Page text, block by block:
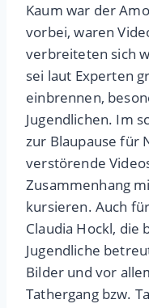
Kaum war der
vorbei, waren
verbreiteten sich
sei laut Experten
einbrennen,
Jugendlichen. Im
zur Blaupause für
verstörende
Zusammenhang
kursieren. Auch
Claudia Hockl, die
Jugendliche
Bilder und vor
Tathergang bzw.